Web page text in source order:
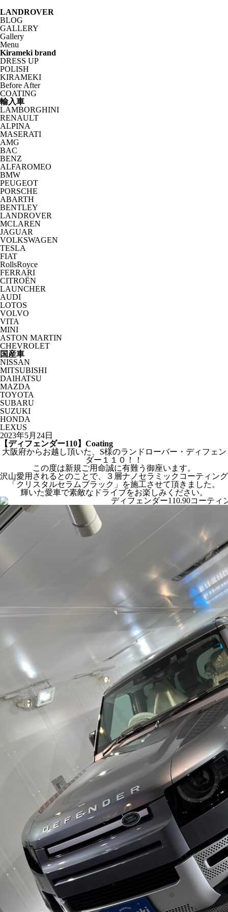
LANDROVER
BLOG
GALLERY
Gallery
Menu
Kirameki brand
DRESS UP
POLISH
KIRAMEKI
Before After
COATING
輸入車
LAMBORGHINI
RENAULT
ALPINA
MASERATI
AMG
BAC
BENZ
ALFAROMEO
BMW
PEUGEOT
PORSCHE
ABARTH
BENTLEY
LANDROVER
MCLAREN
JAGUAR
VOLKSWAGEN
TESLA
FIAT
RollsRoyce
FERRARI
CITROËN
LAUNCHER
AUDI
LOTOS
VOLVO
VITA
MINI
ASTON MARTIN
CHEVROLET
国産車
NISSAN
MITSUBISHI
DAIHATSU
MAZDA
TOYOTA
SUBARU
SUZUKI
HONDA
LEXUS
2023年5月24日
【ディフェンダー110】Coating
大阪府からお越し頂いた、S様のランドローバー・ディフェン
ダー１１０！！
この度は新規ご用命誠に有難う御座います。
沢山愛用されるとのことで、３層ナノセラミックコーティング
「クリスタルセラムブラック」を施工させて頂きました。
輝いた愛車で素敵なドライブをお楽しみください。